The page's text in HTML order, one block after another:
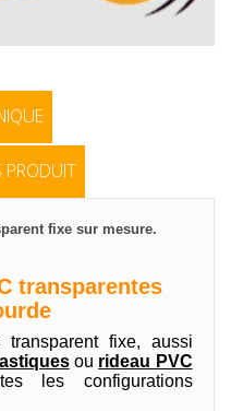
PRODUIT
fixe sur mesure.
transparentes
fixe, aussi
ou rideau PVC
les configurations